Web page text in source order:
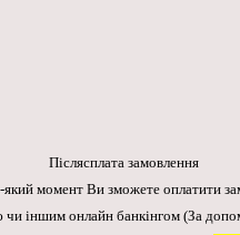
Післясплата замовлення
який момент Ви зможете оплатити
чи іншим онлайн банкінгом(За